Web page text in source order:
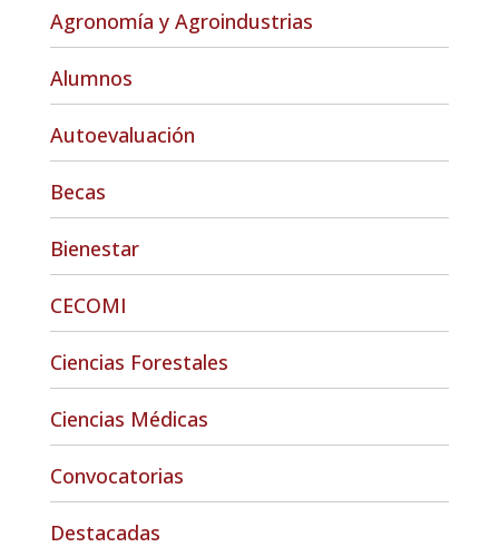
Agronomía y Agroindustrias
Alumnos
Autoevaluación
Becas
Bienestar
CECOMI
Ciencias Forestales
Ciencias Médicas
Convocatorias
Destacadas